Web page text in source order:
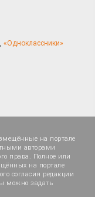
«Одноклассники»
на портале
авторами
права. Полное или
на портале
согласия редакции
можно задать